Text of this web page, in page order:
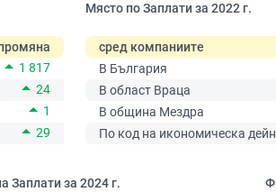
1 817
24
1
29
Място по Заплати за 2022 г.
сред компаниите
В България
В област Враца
В община Мездра
По код на икономическа
Заплати за 2024 г.